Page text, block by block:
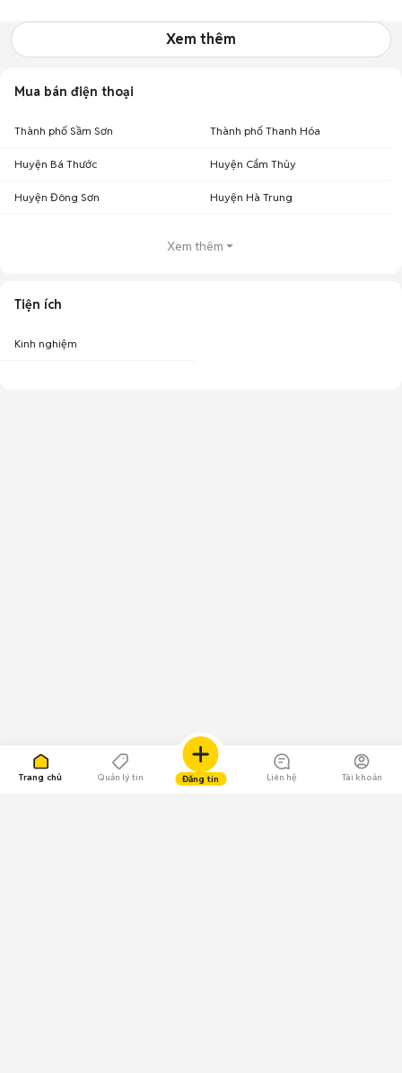
Trang chủ Quản lý tin Đăng tin Liên hệ Tài khoản
Xem thêm
Mua bán điện thoại
Thành phố Sầm Sơn Thành phố Thanh Hóa
Huyện Bá Thước Huyện Cẩm Thủy
Huyện Đông Sơn Huyện Hà Trung
Xem thêm
Tiện ích
Kinh nghiệm